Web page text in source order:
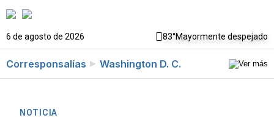
6 de agosto de 2026 83°Mayormente despejado
Corresponsalías Washington D. C.
NOTICIA